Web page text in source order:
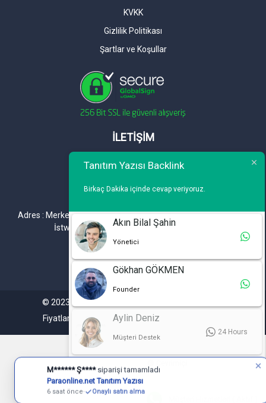
KVKK
Gizlilik Politikası
Şartlar ve Koşullar
İLETİŞİM
Telefon : 0 212 461 75 87
Adres : Merkez Mh. DeğirmenBahçe Cd. A1 A Blok D : 19 Kat :1
İstwest Rezidans Bahçelievler / İSTANBUL
© 2023. Tüm hakları saklıdır. Tanitimyazisi.com.tr
Fiyatlarımıza %20 KDV Dahil Değildir.
Tanıtım Yazısı Backlink
Birkaç Dakika içinde cevap veriyoruz.
Aylin Deniz
Müşteri Destek
24 Hours
Akın Bilal Şahin
Yönetici
Gökhan GÖKMEN
Founder
M****** Ş****siparişi tamamladı
Paraonline.net Tanıtım Yazısı
6 saat önce· Onaylı satın alma